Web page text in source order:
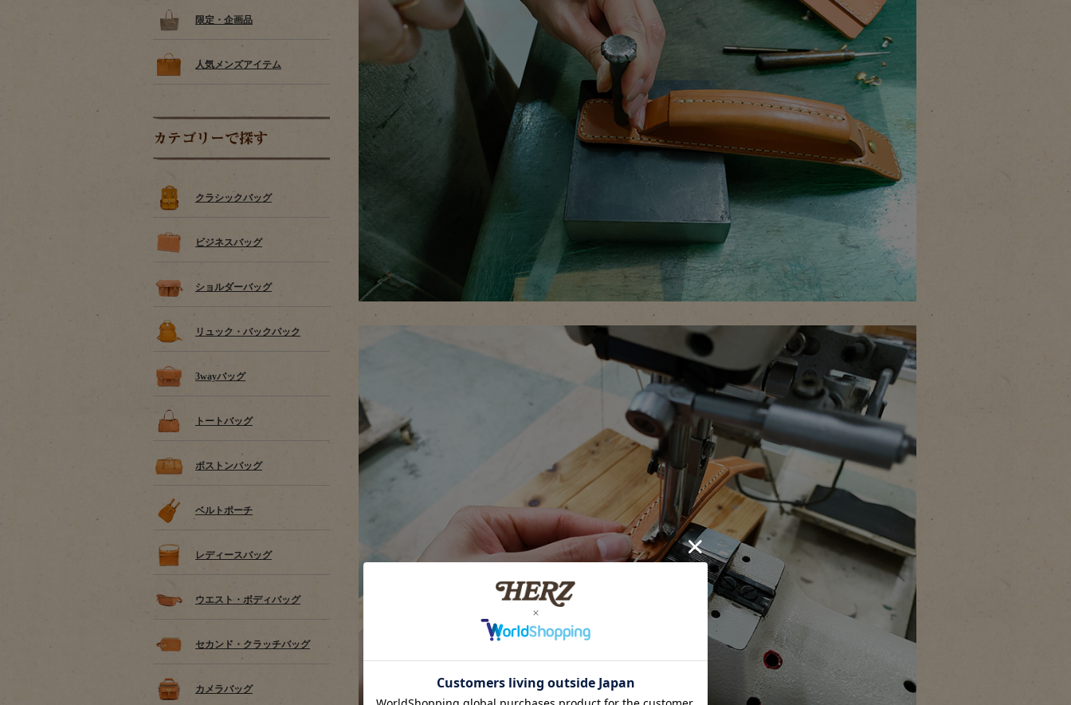
限定・企画品
人気メンズアイテム
カテゴリーで探す
クラシックバッグ
ビジネスバッグ
ショルダーバッグ
リュック・バックパック
3wayバッグ
トートバッグ
ボストンバッグ
ベルトポーチ
レディースバッグ
ウエスト・ボディバッグ
セカンド・クラッチバッグ
カメラバッグ